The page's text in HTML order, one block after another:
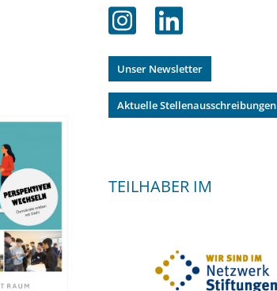
Unser Newsletter
Aktuelle Stellenausschreibungen
TEILHABER IM